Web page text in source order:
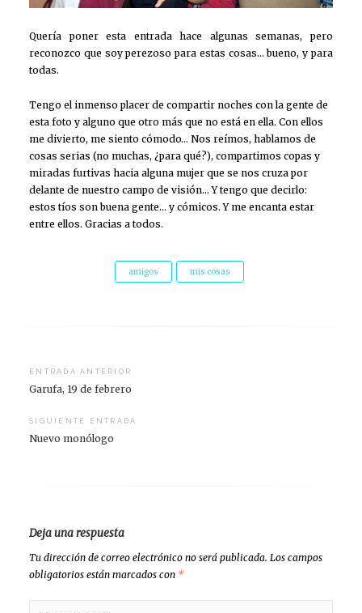
Quería poner esta entrada hace algunas semanas, pero
reconozco que soy perezoso para estas cosas… bueno, y para
todas.
Tengo el inmenso placer de compartir noches con la gente de
esta foto y alguno que otro más que no está en ella. Con ellos
me divierto, me siento cómodo… Nos reímos, hablamos de
cosas serias (no muchas, ¿para qué?), compartimos copas y
miradas furtivas hacia alguna mujer que se nos cruza por
delante de nuestro campo de visión… Y tengo que decirlo:
estos tíos son buena gente… y cómicos. Y me encanta estar
entre ellos. Gracias a todos.
amigos mis cosas
Navegación
de
entradas
ENTRADA ANTERIOR
Garufa, 19 de febrero
SIGUIENTE ENTRADA
Nuevo monólogo
Deja una respuesta
Tu dirección de correo electrónico no será publicada. Los campos
obligatorios están marcados con *